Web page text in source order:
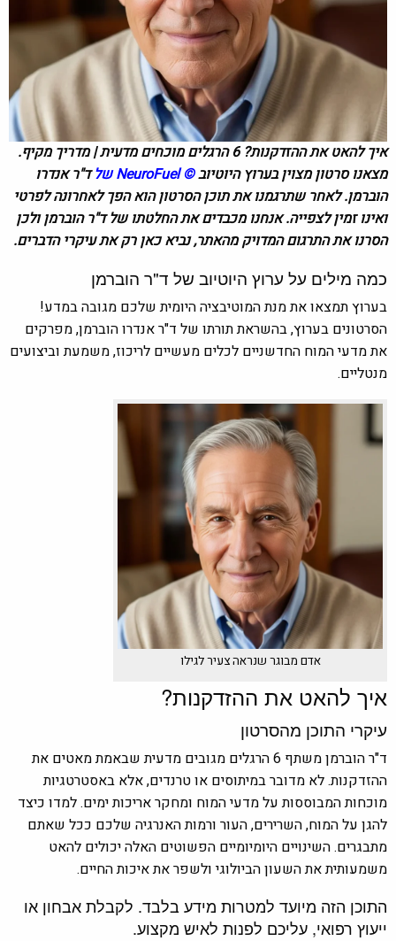
איך להאט את ההזדקנות? 6 הרגלים מוכחים מדעית | מדריך מקיף.
מצאנו סרטון מצוין בערוץ היוטיוב©
NeuroFuelשלד"ר אנדרו
הוברמן. לאחר שתרגמנו את תוכן הסרטון הוא הפך לאחרונה לפרטי
ואינו זמין לצפייה. אנחנו מכבדים את החלטתו של ד"ר הוברמן ולכן
הסרנו את התרגום המדויק מהאתר, נביא כאן רק את עיקרי הדברים.
כמה מילים על ערוץ היוטיוב של ד"ר הוברמן
בערוץ תמצאו את מנת המוטיבציה היומית שלכם מגובה במדע!
הסרטונים בערוץ, בהשראת תורתו של ד"ר אנדרו הוברמן, מפרקים
את מדעי המוח החדשניים לכלים מעשיים לריכוז, משמעת וביצועים
מנטליים.
אדם מבוגר שנראה צעיר לגילו
איך להאט את ההזדקנות?
עיקרי התוכן מהסרטון
ד"ר הוברמן משתף 6 הרגלים מגובים מדעית שבאמת מאטים את
ההזדקנות. לא מדובר במיתוסים או טרנדים, אלא באסטרטגיות
מוכחות המבוססות על מדעי המוח ומחקר אריכות ימים. למדו כיצד
להגן על המוח, השרירים, העור ורמות האנרגיה שלכם ככל שאתם
מתבגרים. השינויים היומיומיים הפשוטים האלה יכולים להאט
משמעותית את השעון הביולוגי ולשפר את איכות החיים.
התוכן הזה מיועד למטרות מידע בלבד. לקבלת אבחון או
ייעוץ רפואי, עליכם לפנות לאיש מקצוע.